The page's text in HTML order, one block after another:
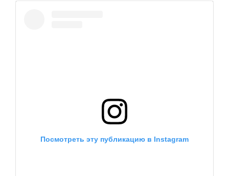
Посмотреть эту публикацию в Instagram